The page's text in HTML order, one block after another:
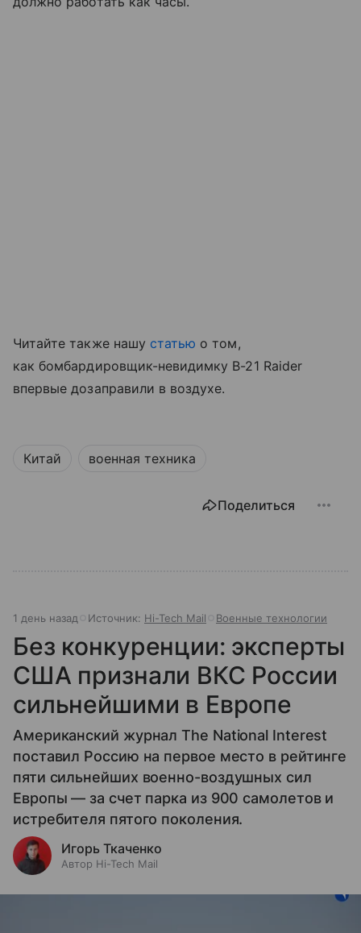
Читайте также нашу статью о том,
как бомбардировщик-невидимку B-21 Raider
впервые дозаправили в воздухе.
Китай военная техника
Поделиться
1 день назад Источник: Hi-Tech Mail Военные технологии
Без конкуренции: эксперты
США признали ВКС России
сильнейшими в Европе
Американский журнал The National Interest
поставил Россию на первое место в рейтинге
пяти сильнейших военно-воздушных сил
Европы — за счет парка из 900 самолетов и
истребителя пятого поколения.
Игорь Ткаченко
Автор Hi-Tech Mail